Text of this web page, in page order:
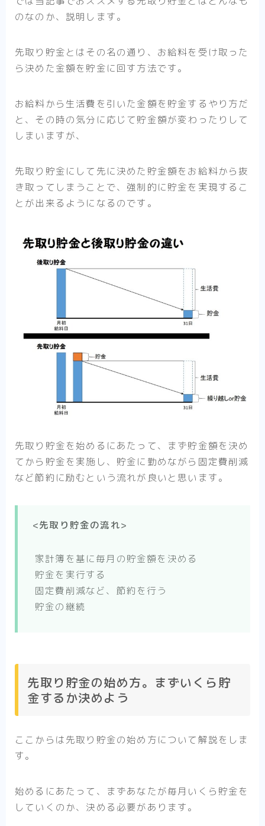
のなのか、説明します。
先取り貯金とはその名の通り、お給料を受け取った
ら決めた金額を貯金に回す方法です。
お給料から生活費を引いた金額を貯金するやり方だ
と、その時の気分に応じて貯金額が変わったりして
しまいますが、
先取り貯金にして先に決めた貯金額をお給料から抜
き取ってしまうことで、強制的に貯金を実現するこ
とが出来るようになるのです。
先取り貯金を始めるにあたって、まず貯金額を決め
てから貯金を実施し、貯金に勤めながら固定費削減
など節約に励むという流れが良いと思います。
<先取り貯金の流れ>
家計簿を基に毎月の貯金額を決める
貯金を実行する
固定費削減など、節約を行う
貯金の継続
先取り貯金の始め方。まずいくら貯
金するか決めよう
ここからは先取り貯金の始め方について解説をしま
す。
始めるにあたって、まずあなたが毎月いくら貯金を
していくのか、決める必要があります。